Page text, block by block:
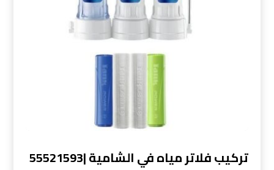
تركيب فلاتر مياه في الشامية |55521593